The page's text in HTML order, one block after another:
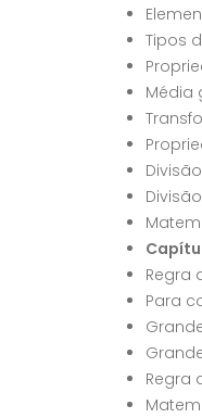
Tipos
Média
Regra
Para
Regra